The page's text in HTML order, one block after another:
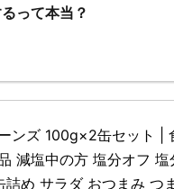
って本当？
ンズ 100g×2缶セット |
減塩中の方 塩分オフ 塩
詰め サラダ おつまみ つ